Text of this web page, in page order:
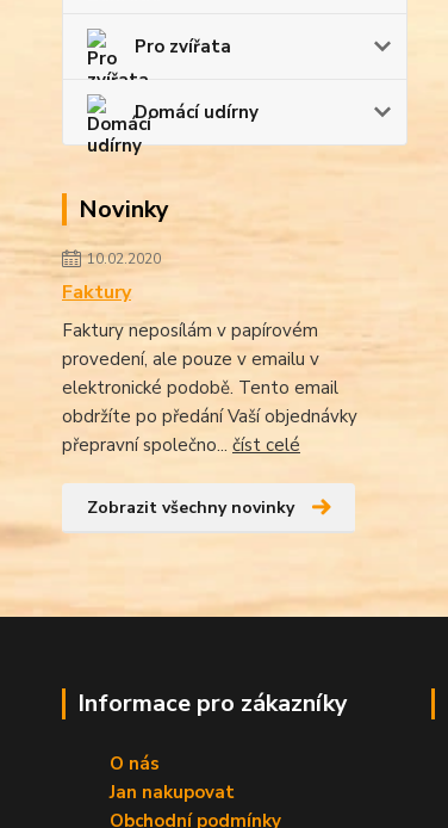
Pro zvířata
Domácí udírny
Novinky
10.02.2020
Faktury
Faktury neposílám v papírovém
provedení, ale pouze v emailu v
elektronické podobě. Tento email
obdržíte po předání Vaší objednávky
přepravní společno... číst celé
Zobrazit všechny novinky
Informace pro zákazníky
O nás
Jan nakupovat
Obchodní podmínky